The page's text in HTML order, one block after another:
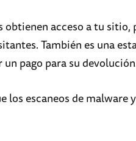
obtienen acceso a tu
También es una
pago para su
los escaneos de